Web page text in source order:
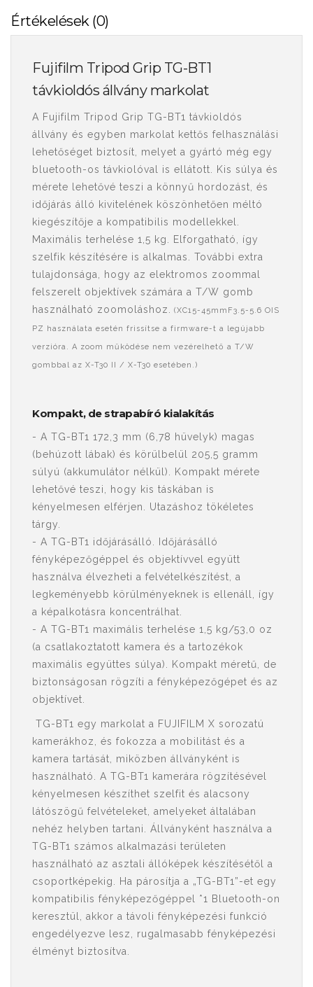
Értékelések (0)
Fujifilm Tripod Grip TG-BT1
távkioldós állvány markolat
A Fujifilm Tripod Grip TG-BT1 távkioldós
állvány és egyben markolat kettős felhasználási
lehetőséget biztosít, melyet a gyártó még egy
bluetooth-os távkiolóval is ellátott. Kis súlya és
mérete lehetővé teszi a könnyű hordozást, és
időjárás álló kivitelének köszönhetően méltó
kiegészítője a kompatibilis modellekkel.
Maximális terhelése 1,5 kg. Elforgatható, így
szelfik készítésére is alkalmas. További extra
tulajdonsága, hogy az elektromos zoommal
felszerelt objektívek számára a T/W gomb
használható zoomoláshoz.
(XC15-45mmF3.5-5.6 OIS
PZ használata esetén frissítse a firmware-t a legújabb
verzióra. A zoom működése nem vezérelhető a T/W
gombbal az X-T30 II / X-T30 esetében.)
Kompakt, de strapabíró kialakítás
- A TG-BT1 172,3 mm (6,78 hüvelyk) magas
(behúzott lábak) és körülbelül 205,5 gramm
súlyú (akkumulátor nélkül). Kompakt mérete
lehetővé teszi, hogy kis táskában is
kényelmesen elférjen. Utazáshoz tökéletes
tárgy.
- A TG-BT1 időjárásálló. Időjárásálló
fényképezőgéppel és objektívvel együtt
használva élvezheti a felvételkészítést, a
legkeményebb körülményeknek is ellenáll, így
a képalkotásra koncentrálhat.
- A TG-BT1 maximális terhelése 1,5 kg/53,0 oz
(a csatlakoztatott kamera és a tartozékok
maximális együttes súlya). Kompakt méretű, de
biztonságosan rögzíti a fényképezőgépet és az
objektívet.
TG-BT1 egy markolat a FUJIFILM X sorozatú
kamerákhoz, és fokozza a mobilitást és a
kamera tartását, miközben állványként is
használható. A TG-BT1 kamerára rögzítésével
kényelmesen készíthet szelfit és alacsony
látószögű felvételeket, amelyeket általában
nehéz helyben tartani. Állványként használva a
TG-BT1 számos alkalmazási területen
használható az asztali állóképek készítésétől a
csoportképekig. Ha párosítja a „TG-BT1”-et egy
kompatibilis fényképezőgéppel *1 Bluetooth-on
keresztül, akkor a távoli fényképezési funkció
engedélyezve lesz, rugalmasabb fényképezési
élményt biztosítva.